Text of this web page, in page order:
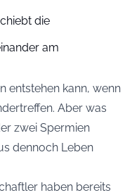
die
am
entstehen kann, wenn
Aber was
zwei Spermien
dennoch Leben
haben bereits